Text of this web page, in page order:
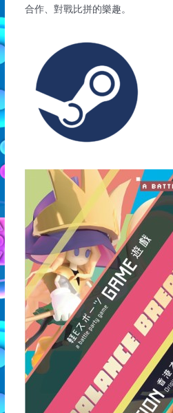
合作、對戰比拼的樂趣。